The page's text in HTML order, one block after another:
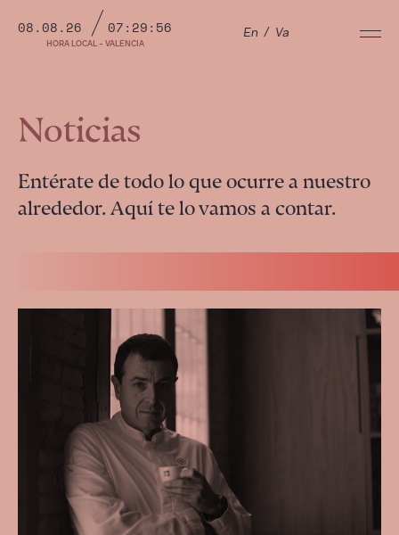
08.08.26 07:29:56
HORA LOCAL - VALENCIA
En / Va
Noticias
Entérate de todo lo que ocurre a nuestro
alrededor. Aquí te lo vamos a contar.